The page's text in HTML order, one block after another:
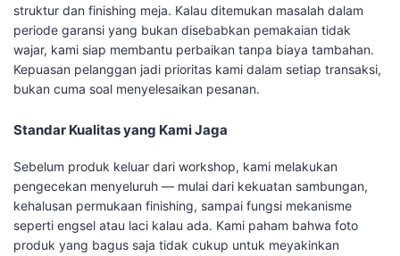
struktur dan finishing meja. Kalau ditemukan masalah dalam
periode garansi yang bukan disebabkan pemakaian tidak
wajar, kami siap membantu perbaikan tanpa biaya tambahan.
Kepuasan pelanggan jadi prioritas kami dalam setiap transaksi,
bukan cuma soal menyelesaikan pesanan.
Standar Kualitas yang Kami Jaga
Sebelum produk keluar dari workshop, kami melakukan
pengecekan menyeluruh — mulai dari kekuatan sambungan,
kehalusan permukaan finishing, sampai fungsi mekanisme
seperti engsel atau laci kalau ada. Kami paham bahwa foto
produk yang bagus saja tidak cukup untuk meyakinkan